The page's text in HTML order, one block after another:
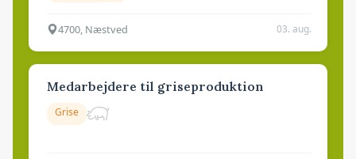
4700, Næstved 03. aug.
Medarbejdere til griseproduktion
Grise